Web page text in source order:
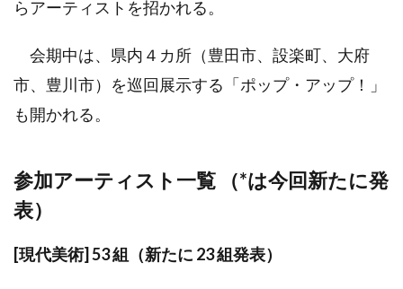
らアーティストを招かれる。
会期中は、県内４カ所（豊田市、設楽町、大府
市、豊川市）を巡回展示する「ポップ・アップ！」
も開かれる。
参加アーティスト一覧 （*は今回新たに発
表）
[現代美術] 53 組（新たに 23 組発表）